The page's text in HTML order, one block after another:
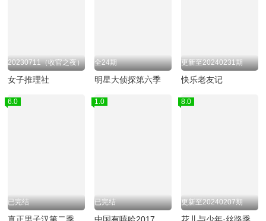
20230711（收官之夜）
女子推理社
全24期
明星大侦探第六季
更新至20240231期
快乐老友记
6.0
已完结
真正男子汉第二季
1.0
已完结
中国有嘻哈2017
8.0
更新至20240207期
花儿与少年·丝路季